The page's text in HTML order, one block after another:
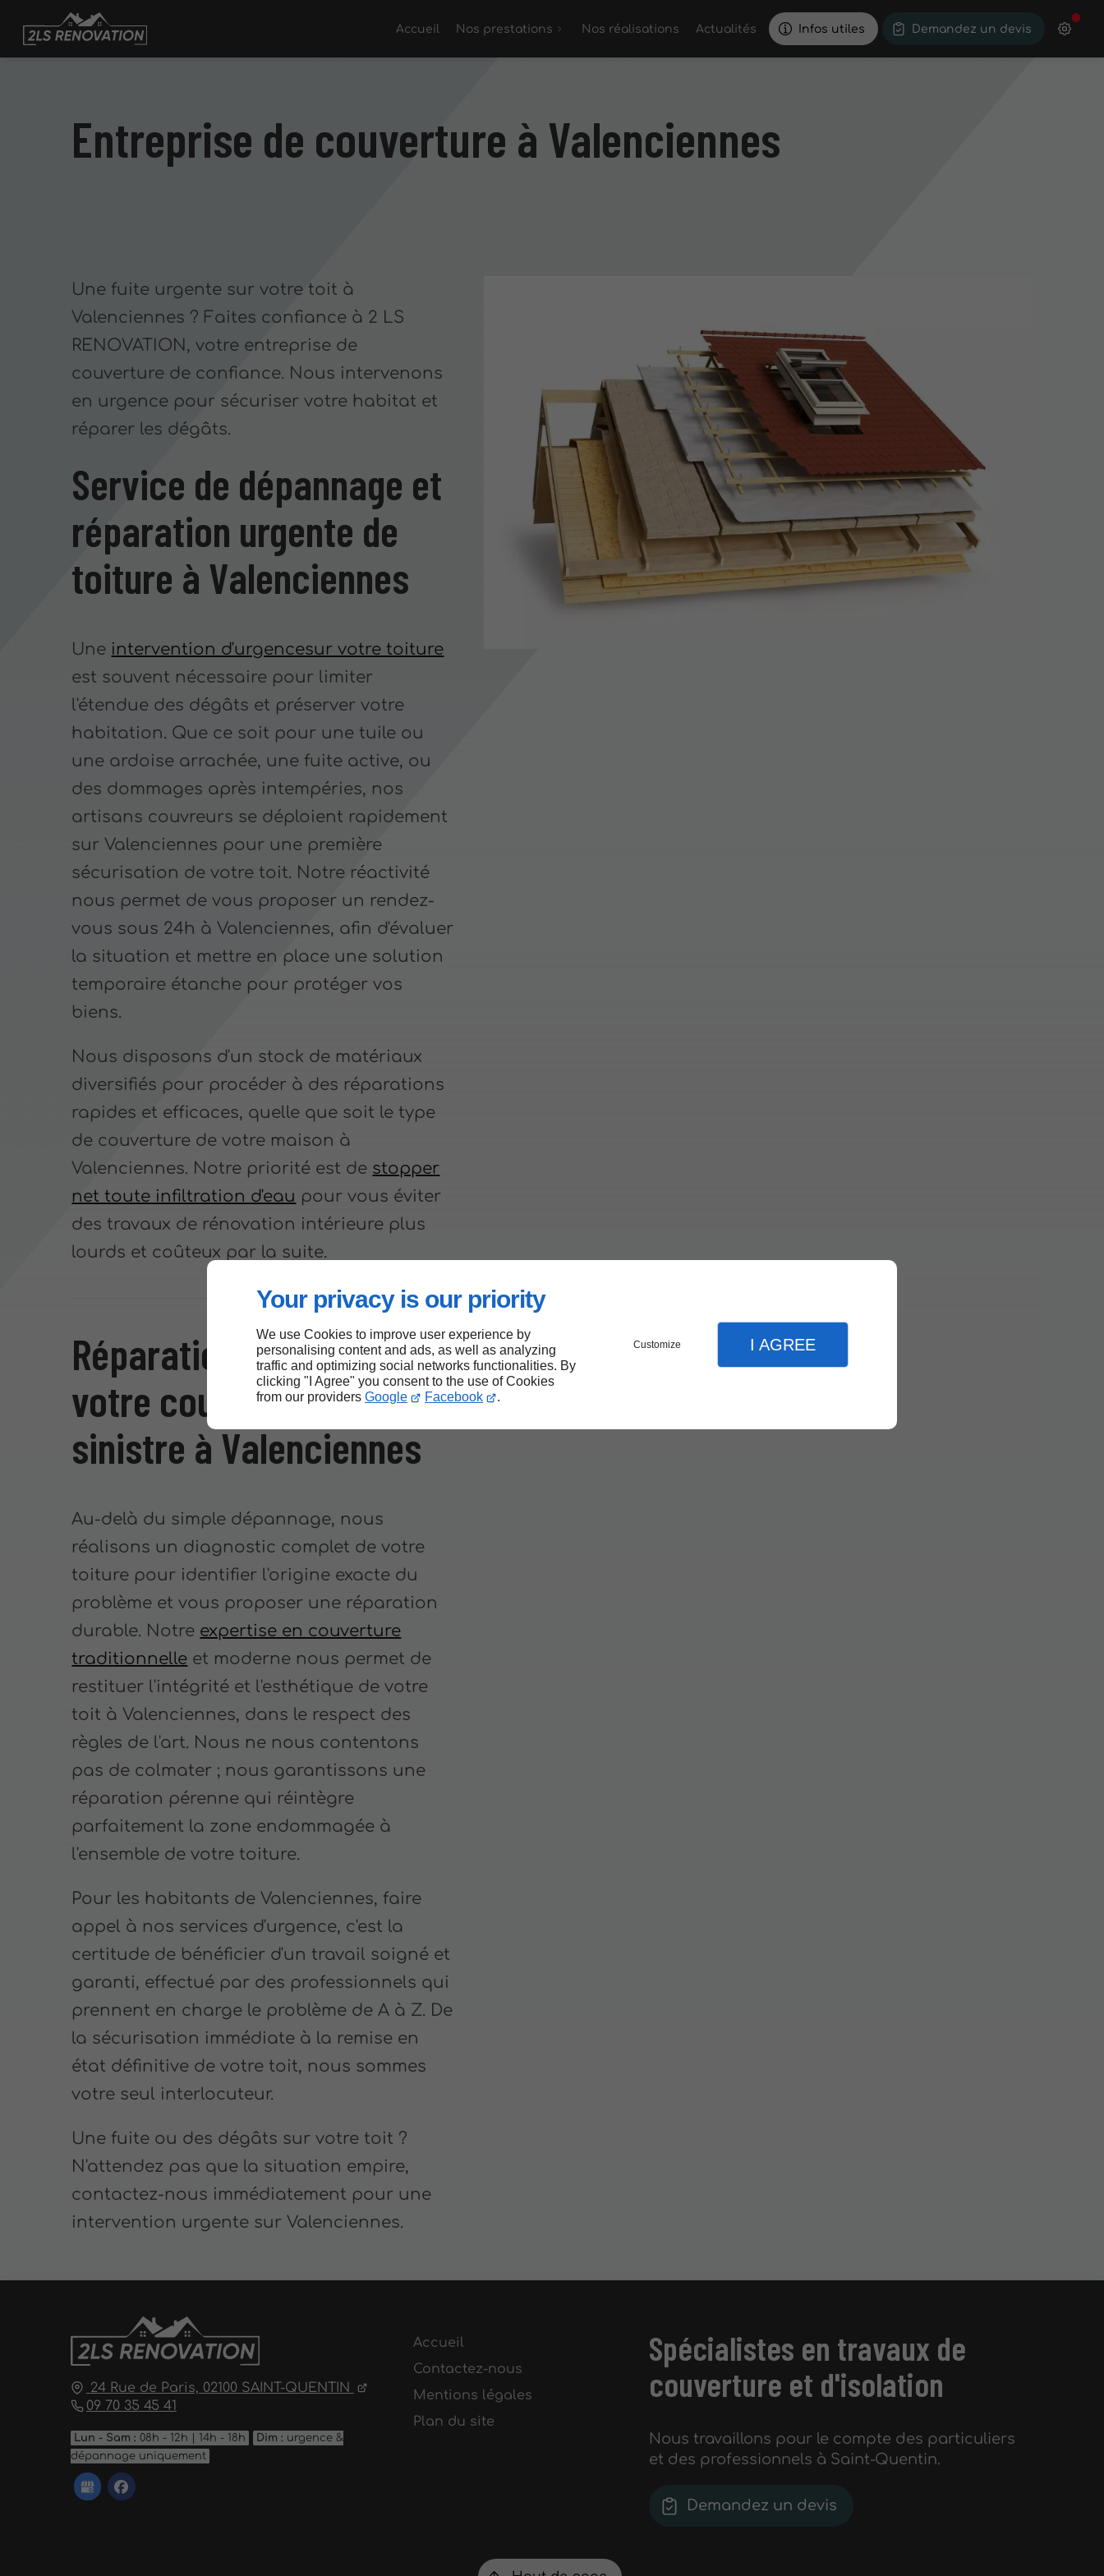
Your privacy is our priority
We use Cookies to improve user experience by
personalising content and ads, as well as analyzing
traffic and optimizing social networks functionalities. By
clicking "I Agree" you consent to the use of Cookies
from our providers Google Facebook .
Customize I AGREE
Accueil Nos prestations Nos réalisations Actualités Infos utiles Demandez un devis
Entreprise de couverture à Valenciennes
Une fuite urgente sur votre toit à
Valenciennes ? Faites confiance à 2 LS
RENOVATION, votre entreprise de
couverture de confiance. Nous intervenons
en urgence pour sécuriser votre habitat et
réparer les dégâts.
Service de dépannage et
réparation urgente de
toiture à Valenciennes
Une intervention d'urgencesur votre toiture
est souvent nécessaire pour limiter
l'étendue des dégâts et préserver votre
habitation. Que ce soit pour une tuile ou
une ardoise arrachée, une fuite active, ou
des dommages après intempéries, nos
artisans couvreurs se déploient rapidement
sur Valenciennes pour une première
sécurisation de votre toit. Notre réactivité
nous permet de vous proposer un rendez-
vous sous 24h à Valenciennes, afin d'évaluer
la situation et mettre en place une solution
temporaire étanche pour protéger vos
biens.
Nous disposons d'un stock de matériaux
diversifiés pour procéder à des réparations
rapides et efficaces, quelle que soit le type
de couverture de votre maison à
Valenciennes. Notre priorité est de stopper
net toute infiltration d'eau pour vous éviter
des travaux de rénovation intérieure plus
lourds et coûteux par la suite.
Réparation durable de
votre couverture après
sinistre à Valenciennes
Au-delà du simple dépannage, nous
réalisons un diagnostic complet de votre
toiture pour identifier l'origine exacte du
problème et vous proposer une réparation
durable. Notre expertise en couverture
traditionnelle et moderne nous permet de
restituer l'intégrité et l'esthétique de votre
toit à Valenciennes, dans le respect des
règles de l'art. Nous ne nous contentons
pas de colmater ; nous garantissons une
réparation pérenne qui réintègre
parfaitement la zone endommagée à
l'ensemble de votre toiture.
Pour les habitants de Valenciennes, faire
appel à nos services d'urgence, c'est la
certitude de bénéficier d'un travail soigné et
garanti, effectué par des professionnels qui
prennent en charge le problème de A à Z. De
la sécurisation immédiate à la remise en
état définitive de votre toit, nous sommes
votre seul interlocuteur.
Une fuite ou des dégâts sur votre toit ?
N'attendez pas que la situation empire,
contactez-nous immédiatement pour une
intervention urgente sur Valenciennes.
24 Rue de Paris, 02100 SAINT-QUENTIN
09 70 35 45 41
Lun - Sam : 08h - 12h | 14h - 18h Dim : urgence &
dépannage uniquement
Accueil
Contactez-nous
Mentions légales
Plan du site
Spécialistes en travaux de
couverture et d'isolation
Nous travaillons pour le compte des particuliers
et des professionnels à Saint-Quentin.
Demandez un devis